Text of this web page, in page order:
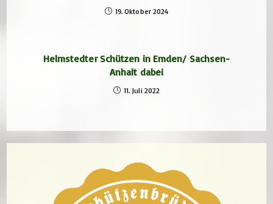
19. Oktober 2024
Helmstedter Schützen in Emden/ Sachsen-
Anhalt dabei
11. Juli 2022